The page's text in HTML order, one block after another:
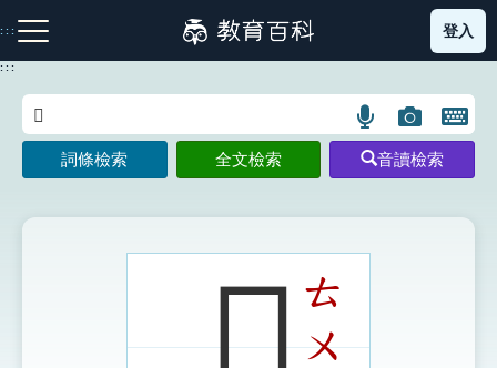
到
主
:::
注音索引圖示 筆畫索引圖示 部首索引表圖示
登入
:::
語
言
搜
示
圖
片
搜
開
鍵
圖
詞條檢索 全文檢索 音讀檢索
ㄊ
ㄨ